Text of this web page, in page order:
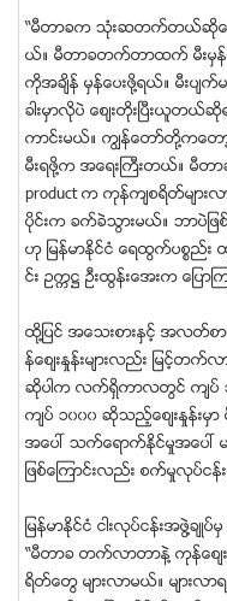
“မီတာခက သုံးဆတက္တယ္ဆုိေ
ယ္။ မီတာခတက္တာထက္ မီးမွန္ဖုိ
ကုိအခ်ိန္ မွန္ေပးဖုိ႔ရယ္။ မီးပ်က္
ခားမွာလုိပဲ ေစ်းတုိးၿပီးယူတယ္ဆုိရ
ကာင္းမယ္။ ကြၽန္ေတာ္တုိ႔က
မီးရဖုိ႔က အေရးႀကီးတယ္။ မီ
product က ကုန္က်စရိတ္မ်ားလာ
ပုိင္းက ခက္ခဲသြားမယ္။ ဘာပဲျ
ဟု ျမန္မာႏုိင္ငံ ေရထြက္ပစၥည္
င္း ဥကၠ႒ ဦးထြန္းေအးက ေျပာ
ထို႔ျပင္ အေသးစားႏွင့္ အလ
န္ေစ်းႏႈန္းမ်ားလည္း ျမင့္
ဆိုပါက လက္ရွိကာလတြင္ က်ပ္
က်ပ္ ၁၀၀၀ ဆိုသည့္ေစ်းႏႈန္း
အေပၚ သက္ေရာက္ႏုိင္မႈအေပၚ
ျဖစ္ေၾကာင္းလည္း စက္မႈလုပ္
ျမန္မာႏုိင္ငံ ငါးလုပ္ငန္းအဖြဲ
“မီတာခ တက္လာတာနဲ႔ ကုန္ေ
ရိတ္ေတြ မ်ားလာမယ္။ မ်ားလ